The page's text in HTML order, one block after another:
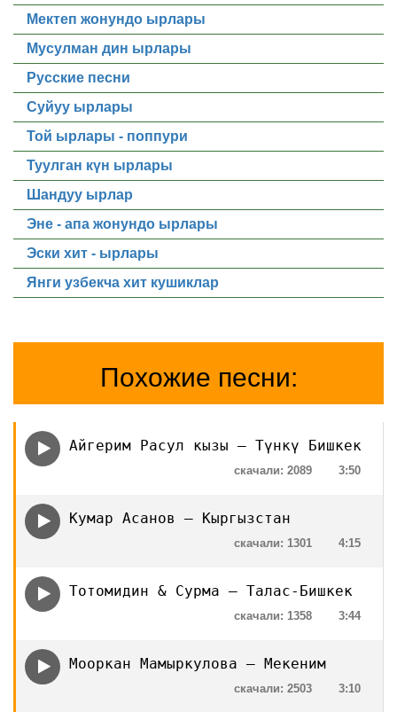
Мектеп жонундо ырлары
Мусулман дин ырлары
Русские песни
Суйуу ырлары
Той ырлары - поппури
Туулган күн ырлары
Шандуу ырлар
Эне - апа жонундо ырлары
Эски хит - ырлары
Янги узбекча хит кушиклар
Похожие песни:
Айгерим Расул кызы — Түнкү Бишкек
3:50
скачали: 2089
Кумар Асанов — Кыргызстан
4:15
скачали: 1301
Тотомидин & Сурма — Талас-Бишкек
3:44
скачали: 1358
Мооркан Мамыркулова — Мекеним
3:10
скачали: 2503